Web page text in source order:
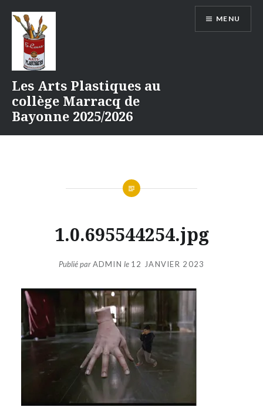
contenu
Les Arts Plastiques au
collège Marracq de
Bayonne 2025/2026
MENU
1.0.695544254.jpg
Publié parADMIN le 12 JANVIER 2023